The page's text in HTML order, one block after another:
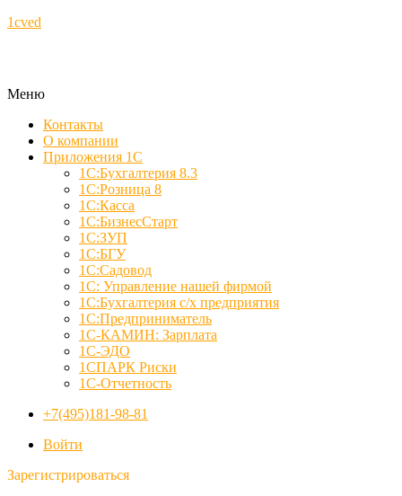
1cved
Меню
Контакты
О компании
Приложения 1С
1С:Бухгалтерия 8.3
1С:Розница 8
1С:Касса
1С:БизнесСтарт
1С:ЗУП
1С:БГУ
1С:Садовод
1С: Управление нашей фирмой
1С:Бухгалтерия с/х предприятия
1С:Предприниматель
1С-КАМИН: Зарплата
1С-ЭДО
1СПАРК Риски
1С-Отчетность
+7(495)181-98-81
Войти
Зарегистрироваться